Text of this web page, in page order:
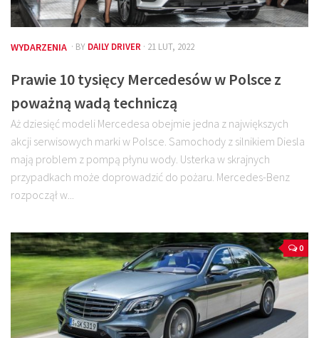
WYDARZENIA · BY DAILY DRIVER · 21 LUT, 2022
Prawie 10 tysięcy Mercedesów w Polsce z
poważną wadą techniczą
Aż dziesięć modeli Mercedesa obejmie jedna z największych
akcji serwisowych marki w Polsce. Samochody z silnikiem Diesla
mają problem z pompą płynu wody. Usterka w skrajnych
przypadkach może doprowadzić do pożaru. Mercedes-Benz
rozpoczął w...
0